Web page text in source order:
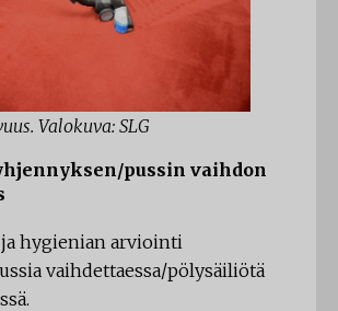
Valokuva: SLG
pussin vaihdon
hygienian arviointi
vaihdettaessa/pölysäiliötä